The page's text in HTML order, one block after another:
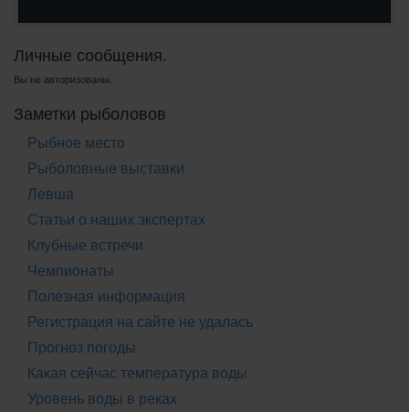
Личные сообщения.
Вы не авторизованы.
Заметки рыболовов
Рыбное место
Рыболовные выставки
Левша
Статьи о наших экспертах
Клубные встречи
Чемпионаты
Полезная информация
Регистрация на сайте не удалась
Прогноз погоды
Какая сейчас температура воды
Уровень воды в реках